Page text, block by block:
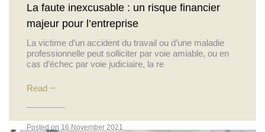
La faute inexcusable : un risque financier
majeur pour l’entreprise
La victime d’un accident du travail ou d’une maladie
professionnelle peut solliciter par voie amiable, ou en
cas d’échec par voie judiciaire, la re
Read
Posted on 16 November 2021